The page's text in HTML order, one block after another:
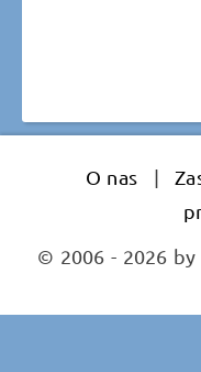
O nas |
© 2006 - 2026